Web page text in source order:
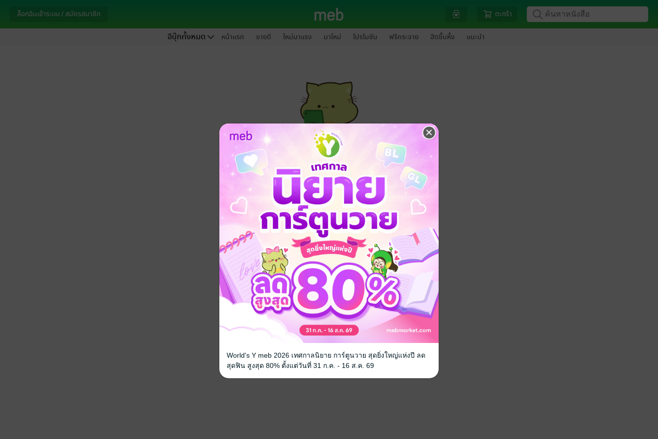
ล็อกอินเข้าระบบ / สมัครสมาชิก ตะกร้า
อีบุ๊กทั้งหมด หน้าแรก ขายดี ใหม่มาแรง มาใหม่ โปรโมชัน ฟรีกระจาย ฮิตขึ้นหิ้ง แนะนำ
กรุณาเข้าสู่ระบบก่อนดำเนินรายการด้วยค่ะ
ล็อกอินเข้าระบบ
World's Y meb 2026 เทศกาลนิยาย การ์ตูนวาย สุดยิ่งใหญ่แห่งปี ลด
สุดฟิน สูงสุด 80% ตั้งแต่วันที่ 31 ก.ค. - 16 ส.ค. 69